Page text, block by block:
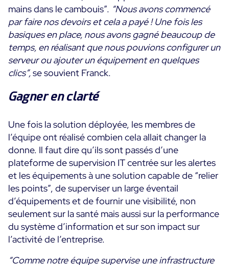
mains dans le cambouis”. “Nous avons commencé
par faire nos devoirs et cela a payé ! Une fois les
basiques en place, nous avons gagné beaucoup de
temps, en réalisant que nous pouvions configurer un
serveur ou ajouter un équipement en quelques
clics”,se souvient Franck.
Gagner en clarté
Une fois la solution déployée, les membres de
l’équipe ont réalisé combien cela allait changer la
donne. Il faut dire qu’ils sont passés d’une
plateforme de supervision IT centrée sur les alertes
et les équipements à une solution capable de “relier
les points”, de superviser un large éventail
d’équipements et de fournir une visibilité, non
seulement sur la santé mais aussi sur la performance
du système d’information et sur son impact sur
l’activité de l’entreprise.
“Comme notre équipe supervise une infrastructure